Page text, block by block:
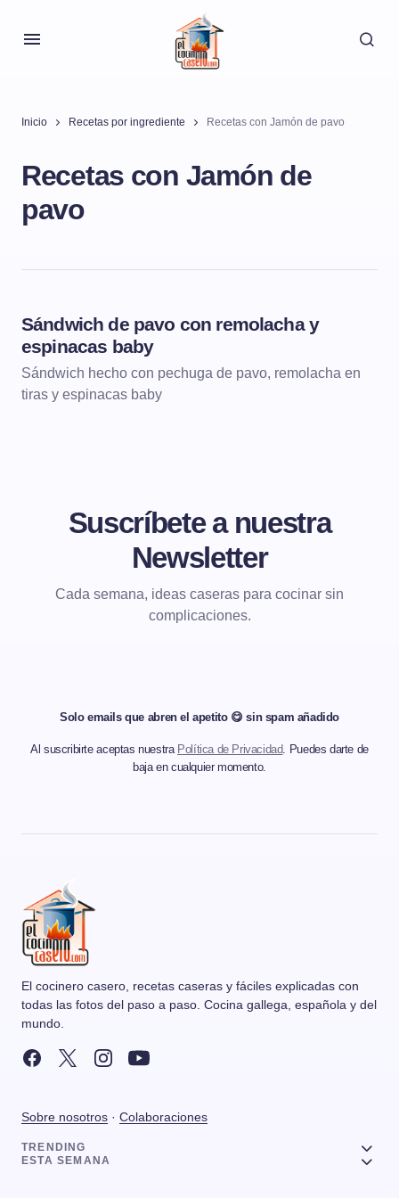
Inicio Recetas por ingrediente Recetas con Jamón de pavo
Recetas con Jamón de
pavo
SÁNDWICHES, HAMBURGUESAS Y WRAPS
Sándwich de pavo con remolacha y
espinacas baby
Sándwich hecho con pechuga de pavo, remolacha en
tiras y espinacas baby
Suscríbete a nuestra
Newsletter
Cada semana, ideas caseras para cocinar sin
complicaciones.
Solo emails que abren el apetito 😋 sin spam añadido
Al suscribirte aceptas nuestra Política de Privacidad. Puedes darte de
baja en cualquier momento.
El cocinero casero, recetas caseras y fáciles explicadas con
todas las fotos del paso a paso. Cocina gallega, española y del
mundo.
Sobre nosotros · Colaboraciones
TRENDING
ESTA SEMANA